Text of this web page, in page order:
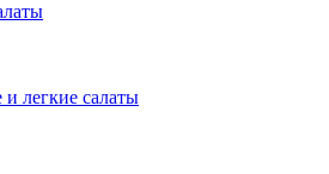
легкие салаты